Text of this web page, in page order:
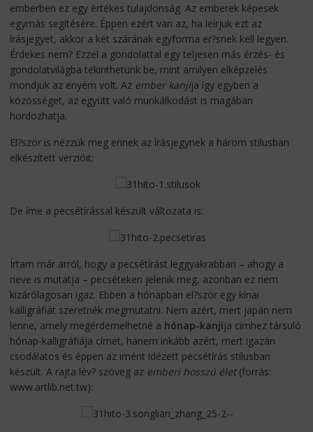
emberben ez egy értékes tulajdonság. Az emberek képesek
egymás segítésére. Éppen ezért van az, ha leírjuk ezt az
írásjegyet, akkor a két szárának egyforma er?snek kell legyen.
Érdekes nem? Ezzel a gondolattal egy teljesen más érzés- és
gondolatvilágba tekinthetünk be, mint amilyen elképzelés
mondjuk az enyém volt. Az ember kanjija így egyben a
közösséget, az együtt való munkálkodást is magában
hordozhatja.
El?ször is nézzük meg ennek az írásjegynek a három stílusban
elkészített verzióit:
De íme a pecsétírással készült változata is:
Írtam már arról, hogy a pecsétírást leggyakrabban – ahogy a
neve is mutatja – pecséteken jelenik meg, azonban ez nem
kizárólagosan igaz. Ebben a hónapban el?ször egy kínai
kalligráfiát szeretnék megmutatni. Nem azért, mert japán nem
lenne, amely megérdemelhetné a hónap-kanjija címhez társuló
hónap-kalligráfiája címet, hanem inkább azért, mert igazán
csodálatos és éppen az imént idézett pecsétírás stílusban
készült. A rajta lév? szöveg az emberi hosszú élet(forrás:
www.artlib.net.tw):